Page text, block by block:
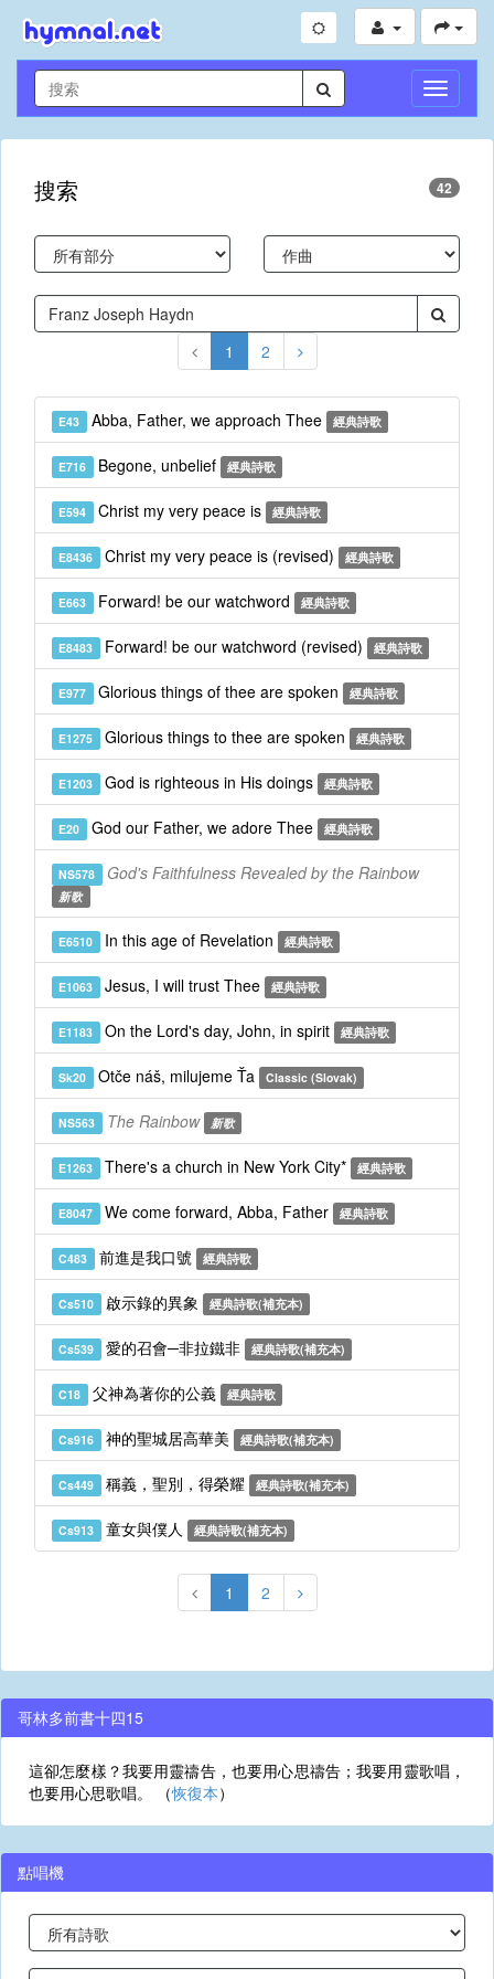
切
換
導
搜索 42
1 2
E43 Abba, Father, we approach Thee 經典詩歌
E716 Begone, unbelief 經典詩歌
E594 Christ my very peace is 經典詩歌
E8436 Christ my very peace is (revised) 經典詩歌
E663 Forward! be our watchword 經典詩歌
E8483 Forward! be our watchword (revised) 經典詩歌
E977 Glorious things of thee are spoken 經典詩歌
E1275 Glorious things to thee are spoken 經典詩歌
E1203 God is righteous in His doings 經典詩歌
E20 God our Father, we adore Thee 經典詩歌
NS578 God's Faithfulness Revealed by the Rainbow
新歌
E6510 In this age of Revelation 經典詩歌
E1063 Jesus, I will trust Thee 經典詩歌
E1183 On the Lord's day, John, in spirit 經典詩歌
Sk20 Otče náš, milujeme Ťa Classic (Slovak)
NS563 The Rainbow 新歌
E1263 There's a church in New York City* 經典詩歌
E8047 We come forward, Abba, Father 經典詩歌
C483 前進是我口號 經典詩歌
Cs510 啟示錄的異象 經典詩歌(補充本)
Cs539 愛的召會─非拉鐵非 經典詩歌(補充本)
C18 父神為著你的公義 經典詩歌
Cs916 神的聖城居高華美 經典詩歌(補充本)
Cs449 稱義，聖別，得榮耀 經典詩歌(補充本)
Cs913 童女與僕人 經典詩歌(補充本)
1 2
哥林多前書十四15
這卻怎麼樣？我要用靈禱告，也要用心思禱告；我要用靈歌唱，
也要用心思歌唱。 （恢復本）
點唱機